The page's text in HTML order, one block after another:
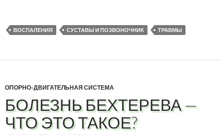
ВОСПАЛЕНИЯ СУСТАВЫ И ПОЗВОНОЧНИК ТРАВМЫ
ОПОРНО-ДВИГАТЕЛЬНАЯ СИСТЕМА
БОЛЕЗНЬ БЕХТЕРЕВА —
ЧТО ЭТО ТАКОЕ?